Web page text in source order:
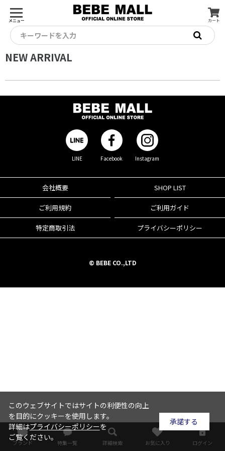
メニュー カート
キーワードを入力
NEW ARRIVAL
LINE Facebook Instagram
会社概要 SHOP LIST
ご利用規約 ご利用ガイド
特定商取引法 プライバシーポリシー
© BEBE CO.,LTD
ブランド 特集一覧 詳細検索 お気に入り ログイン
このウェブサイトではサイトの利便性の向上
を目的にクッキーを使用します。
詳細はプライバシーポリシーを
ご覧ください。
承諾する